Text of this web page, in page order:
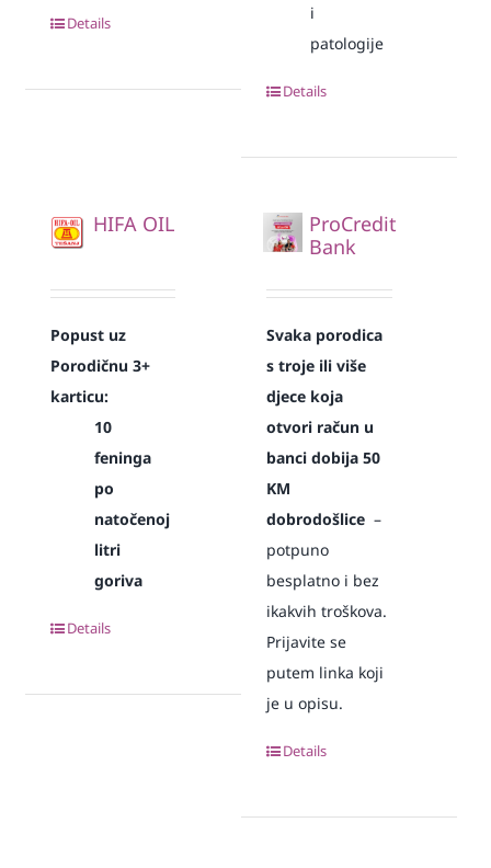
Details
i
patologije
Details
HIFA OIL
Popust uz
Porodičnu 3+
karticu:
10
feninga
po
natočenoj
litri
goriva
Details
ProCredit
Bank
Svaka porodica
s troje ili više
djece koja
otvori račun u
banci dobija 50
KM
dobrodošlice –
potpuno
besplatno i bez
ikakvih troškova.
Prijavite se
putem linka koji
je u opisu.
Details